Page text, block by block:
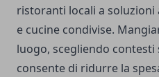
ristoranti locali a
e cucine condivise.
luogo, scegliendo contesti
consente di ridurre la